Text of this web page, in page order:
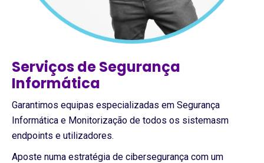
Serviços de Segurança
Informática
Garantimos equipas especializadas em Segurança
Informática e Monitorização de todos os sistemasm
endpoints e utilizadores.
Aposte numa estratégia de cibersegurança com um